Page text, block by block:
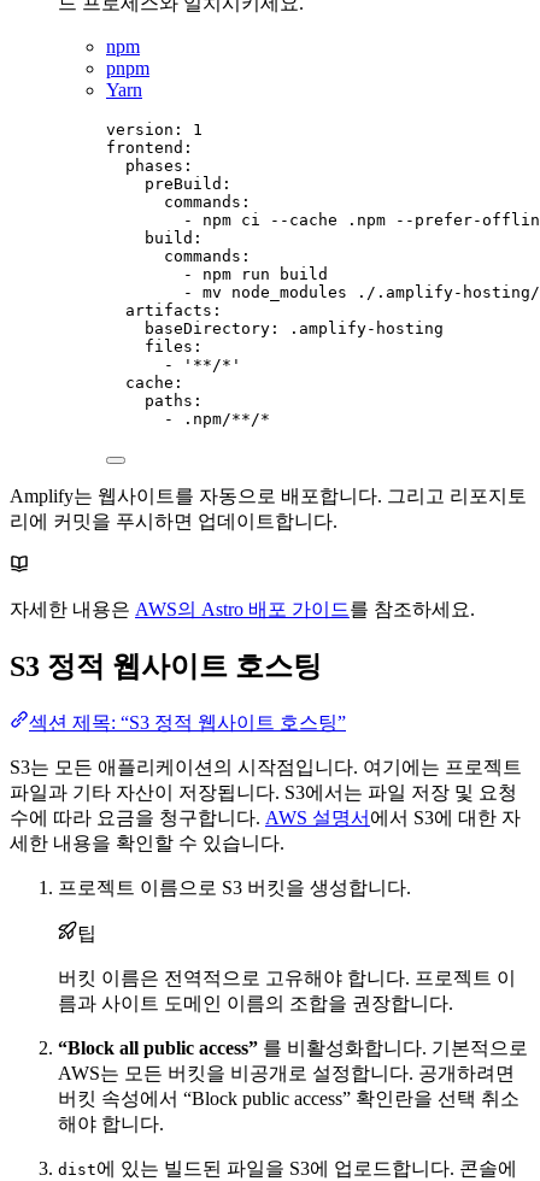
npm
pnpm
Yarn
version : 1
frontend :
phases :
preBuild :
commands :
- npm ci --cache .npm --prefer-
build :
commands :
- npm run build
- mv node_modules ./.amplify-
artifacts :
baseDirectory :
.amplify-hosting
files :
-
' **/* '
cache :
paths :
-
.npm/**/*
Amplify는 웹사이트를 자동으로 배포합니다. 그리고 리포지토
리에 커밋을 푸시하면 업데이트합니다.
자세한 내용은 AWS의 Astro 배포 가이드를 참조하세요.
S3 정적 웹사이트 호스팅
섹션 제목: “S3 정적 웹사이트 호스팅”
S3는 모든 애플리케이션의 시작점입니다. 여기에는 프로젝트
파일과 기타 자산이 저장됩니다. S3에서는 파일 저장 및 요청
수에 따라 요금을 청구합니다. AWS 설명서 에서 S3에 대한 자
세한 내용을 확인할 수 있습니다.
프로젝트 이름으로 S3 버킷을 생성합니다.
팁
버킷 이름은 전역적으로 고유해야 합니다. 프로젝트 이
름과 사이트 도메인 이름의 조합을 권장합니다.
“Block all public access” 를 비활성화합니다. 기본적으로
AWS는 모든 버킷을 비공개로 설정합니다. 공개하려면
버킷 속성에서 “Block public access” 확인란을 선택 취소
해야 합니다.
dist에 있는 빌드된 파일을 S3에 업로드합니다. 콘솔에